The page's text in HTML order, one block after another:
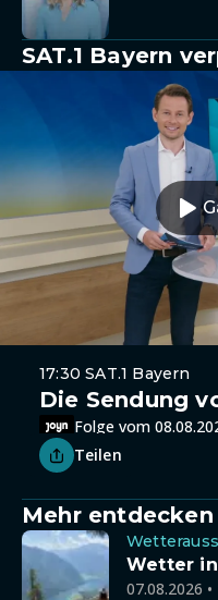
SAT.1 Bayern
17:30 SAT.1 Bayern
Die Sendung
Folge vom
Teilen
Mehr entdecken
Wetter
07.08.2026